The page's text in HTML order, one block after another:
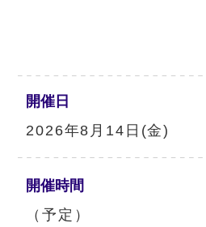
開催日
2026年8月14日(金)
開催時間
（予定）